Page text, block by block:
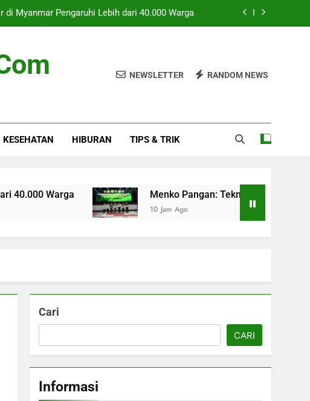
di Myanmar Pengaruhi Lebih dari 40.000 Warga
DKI dan Pajak Kendaraan Listrik Terbaru
Tantangan Transportasi Asian Games 2026
Pirolisis Dukung PSEL Atasi Sampah Nasional
NEWSLETTER RANDOM NEWS
KESEHATAN HIBURAN TIPS & TRIK
Menko Pangan: Teknologi Pirolisis Dukung
10 Jam Ago
Cari
CARI
Informasi